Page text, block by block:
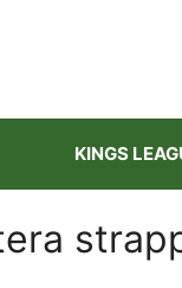
KINGS